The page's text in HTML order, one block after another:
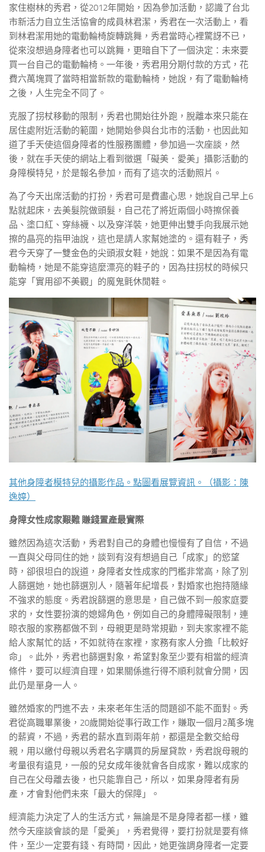
家住樹林的秀君，從2012年開始，因為參加活動，認識了台北
市新活力自立生活協會的成員林君潔，秀君在一次活動上，看
到林君潔用她的電動輪椅旋轉跳舞，秀君當時心裡驚訝不已，
從來沒想過身障者也可以跳舞，更暗自下了一個決定：未來要
買一台自己的電動輪椅。一年後，秀君用分期付款的方式，花
費六萬塊買了當時相當新款的電動輪椅，她說，有了電動輪椅
之後，人生完全不同了。
克服了拐杖移動的限制，秀君也開始往外跑，脫離本來只能在
居住處附近活動的範圍，她開始參與台北市的活動，也因此知
道了手天使這個身障者的性服務團體，參加過一次座談，然
後，就在手天使的網站上看到徵選「礙美．愛美」攝影活動的
身障模特兒，於是報名參加，而有了這次的活動照片。
為了今天出席活動的打扮，秀君可是費盡心思，她說自己早上6
點就起床，去美髮院做頭髮，自己花了將近兩個小時擦保養
品、塗口紅、穿絲襪、以及穿洋裝，她更伸出雙手向我展示她
擦的晶亮的指甲油說，這也是請人家幫她塗的。還有鞋子，秀
君今天穿了一雙金色的尖頭淑女鞋，她說：如果不是因為有電
動輪椅，她是不能穿這麼漂亮的鞋子的，因為拄拐杖的時候只
能穿「實用卻不美觀」的魔鬼氈休閒鞋。
其他身障者模特兒的攝影作品。點圖看展覽資訊。（攝影：陳
逸婷）
身障女性成家艱難 賺錢置產最實際
雖然因為這次活動，秀君對自己的身體也慢慢有了自信，不過
一直與父母同住的她，談到有沒有想過自己「成家」的慾望
時，卻很坦白的說道，身障者女性成家的門檻非常高，除了別
人篩選她，她也篩選別人，隨著年紀增長，對婚家也抱持隨緣
不強求的態度。秀君說篩選的意思是，自己做不到一般家庭要
求的，女性要扮演的媳婦角色，例如自己的身體障礙限制，連
晾衣服的家務都做不到，母親更是時常規勸，到夫家家裡不能
給人家幫忙的話，不如就待在家裡，家務有家人分擔「比較好
命」。此外，秀君也篩選對象，希望對象至少要有相當的經濟
條件，要可以經濟自理，如果關係進行得不順利就會分開，因
此仍是單身一人。
雖然婚家的門進不去，未來老年生活的問題卻不能不面對。秀
君從高職畢業後，20歲開始從事行政工作，賺取一個月2萬多塊
的薪資，不過，秀君的薪水直到兩年前，都還是全數交給母
親，用以繳付母親以秀君名字購買的房屋貸款，秀君說母親的
考量很有遠見，一般的兒女成年後就會各自成家，難以成家的
自己在父母離去後，也只能靠自己，所以，如果身障者有房
產，才會對他們未來「最大的保障」。
經濟能力決定了人的生活方式，無論是不是身障者都一樣，雖
然今天座談會談的是「愛美」，秀君覺得，要打扮就是要有條
件，至少一定要有錢、有時間，因此，她更強調身障者一定要